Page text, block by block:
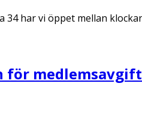
34 har vi öppet mellan